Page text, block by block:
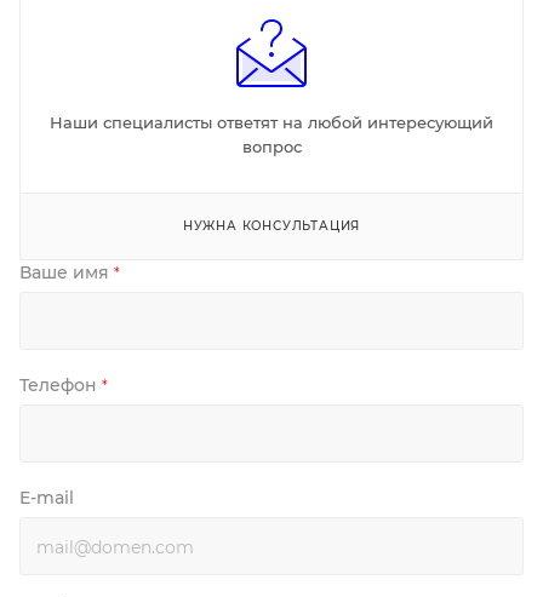
Наши специалисты ответят на любой интересующий
вопрос
НУЖНА КОНСУЛЬТАЦИЯ
Ваше имя *
Телефон *
E-mail